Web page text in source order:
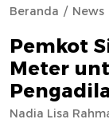
Beranda News
Pemkot
Meter
Nadia Lisa